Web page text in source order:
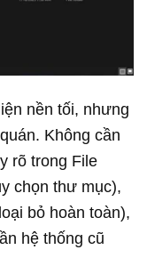
nền tối, nhưng
Không cần
rõ trong File
chọn thư mục),
bỏ hoàn toàn),
hệ thống cũ